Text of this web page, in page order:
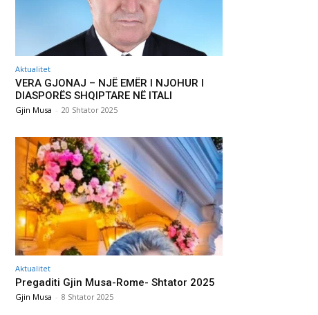
Aktualitet
VERA GJONAJ – NJË EMËR I NJOHUR I
DIASPORËS SHQIPTARE NË ITALI
Gjin Musa - 20 Shtator 2025
Aktualitet
Pregaditi Gjin Musa-Rome- Shtator 2025
Gjin Musa - 8 Shtator 2025